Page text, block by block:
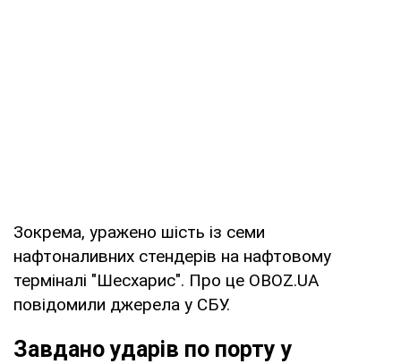
Зокрема, уражено шість із семи
нафтоналивних стендерів на нафтовому
терміналі "Шесхарис". Про це OBOZ.UA
повідомили джерела у СБУ.
Завдано ударів по порту у